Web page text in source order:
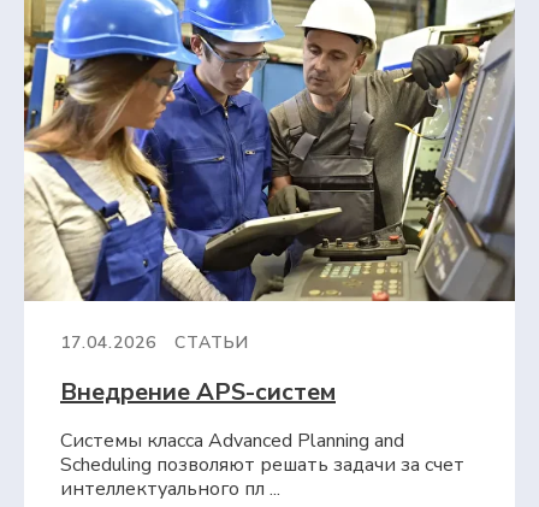
17.04.2026 СТАТЬИ
Внедрение APS-систем
Системы класса Advanced Planning and
Scheduling позволяют решать задачи за счет
интеллектуального пл ...